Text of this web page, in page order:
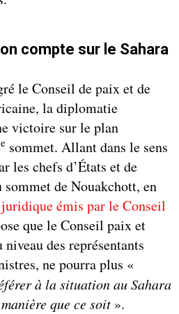
compte sur le Sahara
le Conseil de paix et de
la diplomatie
victoire sur le plan
e sommet. Allant dans le sens
les chefs d’États et de
de Nouakchott, en
émis par le Conseil
que le Conseil paix et
des représentants
ne pourra plus «
à la situation au Sahara
que ce soit ».